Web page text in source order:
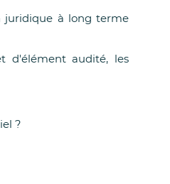
juridique à long terme
d'élément audité, les
?